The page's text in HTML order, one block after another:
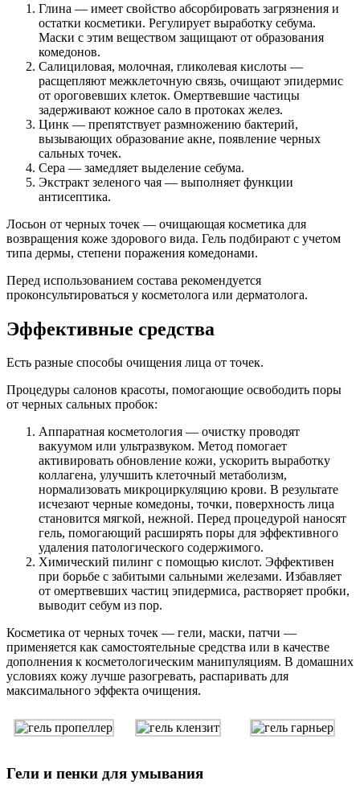
Глина — имеет свойство абсорбировать загрязнения и
остатки косметики. Регулирует выработку себума.
Маски с этим веществом защищают от образования
комедонов.
Салициловая, молочная, гликолевая кислоты —
расщепляют межклеточную связь, очищают эпидермис
от ороговевших клеток. Омертвевшие частицы
задерживают кожное сало в протоках желез.
Цинк — препятствует размножению бактерий,
вызывающих образование акне, появление черных
сальных точек.
Сера — замедляет выделение себума.
Экстракт зеленого чая — выполняет функции
антисептика.
Лосьон от черных точек — очищающая косметика для
возвращения коже здорового вида. Гель подбирают с учетом
типа дермы, степени поражения комедонами.
Перед использованием состава рекомендуется
проконсультироваться у косметолога или дерматолога.
Эффективные средства
Есть разные способы очищения лица от точек.
Процедуры салонов красоты, помогающие освободить поры
от черных сальных пробок:
Аппаратная косметология — очистку проводят
вакуумом или ультразвуком. Метод помогает
активировать обновление кожи, ускорить выработку
коллагена, улучшить клеточный метаболизм,
нормализовать микроциркуляцию крови. В результате
исчезают черные комедоны, точки, поверхность лица
становится мягкой, нежной. Перед процедурой наносят
гель, помогающий расширять поры для эффективного
удаления патологического содержимого.
Химический пилинг с помощью кислот. Эффективен
при борьбе с забитыми сальными железами. Избавляет
от омертвевших частиц эпидермиса, растворяет пробки,
выводит себум из пор.
Косметика от черных точек — гели, маски, патчи —
применяется как самостоятельные средства или в качестве
дополнения к косметологическим манипуляциям. В домашних
условиях кожу лучше разогревать, распаривать для
максимального эффекта очищения.
Гели и пенки для умывания